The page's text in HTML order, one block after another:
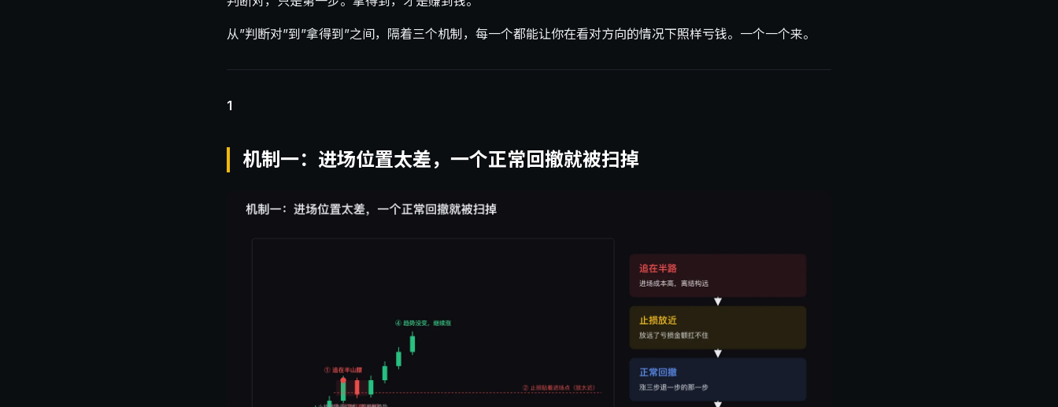
从”判断对”到”拿得到”之间，隔着三个机制，每一个都能让你在看对方向的情况下照样亏钱。一个一个来。
1
机制一：进场位置太差，一个正常回撤就被扫掉